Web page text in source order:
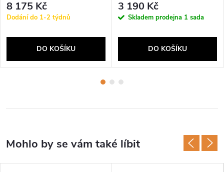
8 175 Kč
Dodání do 1-2 týdnů
DO KOŠÍKU
3 190 Kč
Skladem prodejna 1 sada
DO KOŠÍKU